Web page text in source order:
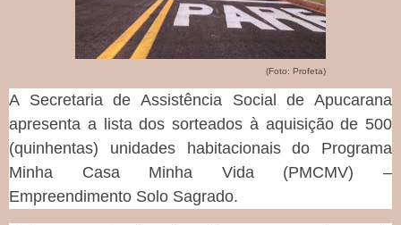
(Foto: Profeta)
A Secretaria de Assistência Social de Apucarana
apresenta a lista dos sorteados à aquisição de 500
(quinhentas) unidades habitacionais do Programa
Minha Casa Minha Vida (PMCMV) –
Empreendimento Solo Sagrado.